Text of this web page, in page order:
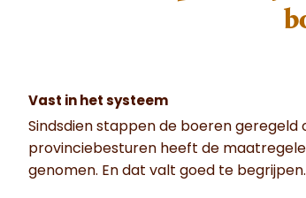
Vast in het systeem
Sindsdien stappen de boeren
provinciebesturen heeft de
genomen. En dat valt goed te begrijpen.